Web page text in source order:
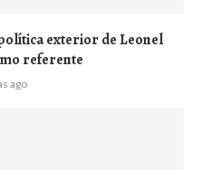
exterior de Leonel
referente
ago